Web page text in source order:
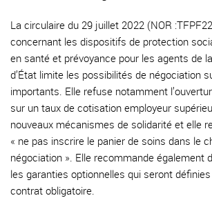
La circulaire du 29 juillet 2022 (NOR
concernant les dispositifs de protection
en santé et prévoyance pour les agents de
d’État limite les possibilités de négociation
importants. Elle refuse notamment
sur un taux de cotisation employeur
nouveaux mécanismes de solidarité et elle
« ne pas inscrire le panier de soins dans le
négociation ». Elle recommande également
les garanties optionnelles qui seront
contrat obligatoire.